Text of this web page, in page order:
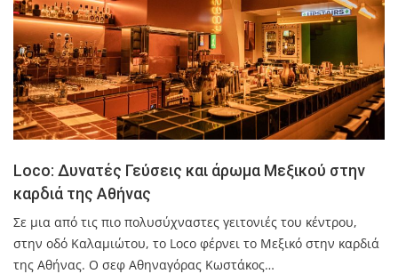
Loco: Δυνατές Γεύσεις και άρωμα Μεξικού στην
καρδιά της Αθήνας
Σε μια από τις πιο πολυσύχναστες γειτονιές του κέντρου,
στην οδό Καλαμιώτου, το Loco φέρνει το Μεξικό στην καρδιά
της Αθήνας. Ο σεφ Αθηναγόρας Κωστάκος…